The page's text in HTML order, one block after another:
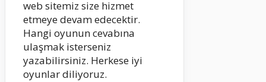
web sitemiz size hizmet
etmeye devam edecektir.
Hangi oyunun cevabına
ulaşmak isterseniz
yazabilirsiniz. Herkese iyi
oyunlar diliyoruz.